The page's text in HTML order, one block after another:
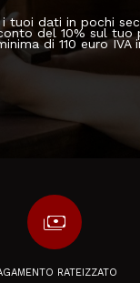
tuoi dati in pochi
del 10% sul tuo
di 110 euro IVA
payments
RATEIZZATO